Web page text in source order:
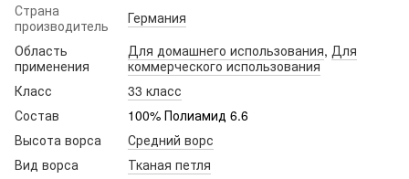
Страна
производитель
Германия
Область
применения
Для домашнего использования, Для
коммерческого использования
Класс
33 класс
Состав
100% Полиамид 6.6
Высота ворса
Средний ворс
Вид ворса
Тканая петля